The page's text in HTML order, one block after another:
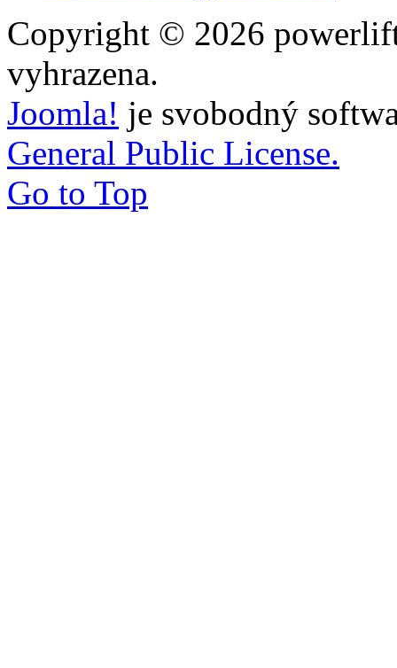
Copyright © 2026
vyhrazena.
Joomla! je svobodný
General Public License.
Go to Top